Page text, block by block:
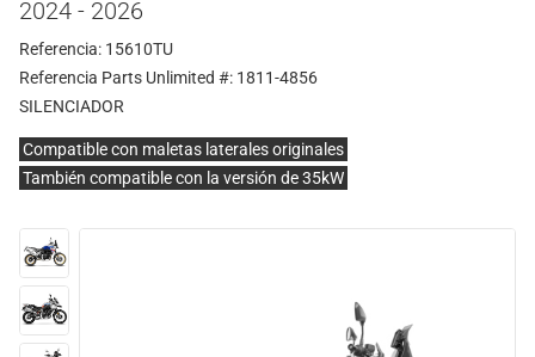
2024 - 2026
Referencia: 15610TU
Referencia Parts Unlimited #: 1811-4856
SILENCIADOR
Compatible con maletas laterales originales
También compatible con la versión de 35kW